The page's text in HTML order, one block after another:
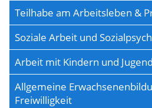
Teilhabe am Arbeitsleben &
Soziale Arbeit und
Arbeit mit Kindern und
Allgemeine
Freiwilligkeit